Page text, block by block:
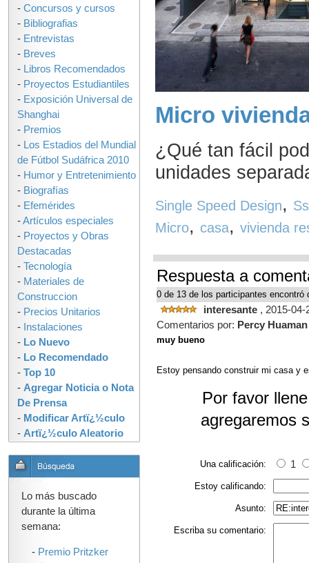
Micro
¿Qué tan fácil
unidades
Single Speed Design,
Micro, casa, vivienda
Respuesta a
0 de 13 de los participantes
interesante , 2015-04-
Comentarios por: Percy Huaman
muy bueno
Estoy pensando construir mi casa y
Por favor
agregaremos
Una calificación: 1
Estoy calificando:
Asunto:
Escriba su comentario:
- Concursos y cursos
- Bibliografias
- Entrevistas
- Breves
- Libros Recomendados
- Proyectos Estudiantiles
- Exposición Universal de
Shanghai
- Premios
- Los Estadios del Mundial
de Fútbol Sudáfrica 2010
- Humor y Entretenimiento
- Biografías
- Efemérides
-Artículos especiales
- Proyectos y Obras
Destacadas
- Tecnología
- Materiales de
Construccion
- Precios Unitarios
- Instalaciones
- Lo Nuevo
- Lo Recomendado
- Top 10
- Agregar Noticia o Nota
De Prensa
- Modificar Artï¿½culo
- Artï¿½culo Aleatorio
Lo más buscado
durante la última
semana:
- Premio Pritzker